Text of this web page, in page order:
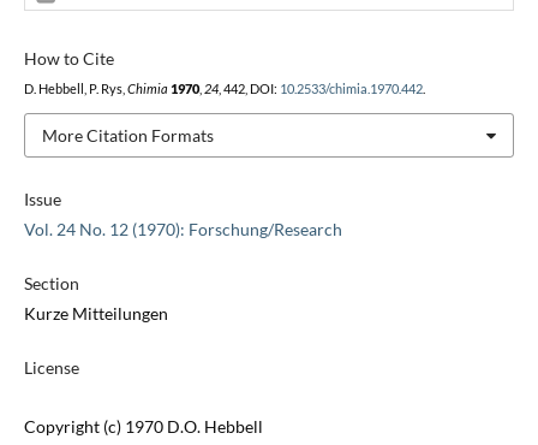
Issue
Vol. 24 No. 12 (1970): Forschung/Research
Section
Kurze Mitteilungen
License
Copyright (c) 1970 D.O. Hebbell
How to Cite
D. Hebbell, P. Rys, Chimia 1970, 24, 442, DOI: 10.2533/chimia.1970.442.
More Citation Formats